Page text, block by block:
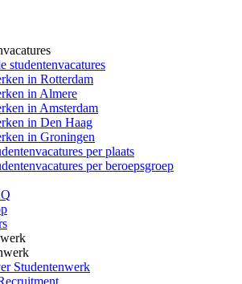
studentenvacatures
in Rotterdam
in Almere
in Amsterdam
in Den Haag
in Groningen
per plaats
per beroepsgroep
Studentenwerk